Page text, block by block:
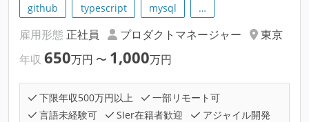
github
typescript mysql …
雇用形態 正社員 プロダクトマネージャー
東京
年収 650万円 〜 1,000万円
下限年収500万円以上
一部リモート可
言語未経験可
SIer在籍者歓迎
アジャイル開発